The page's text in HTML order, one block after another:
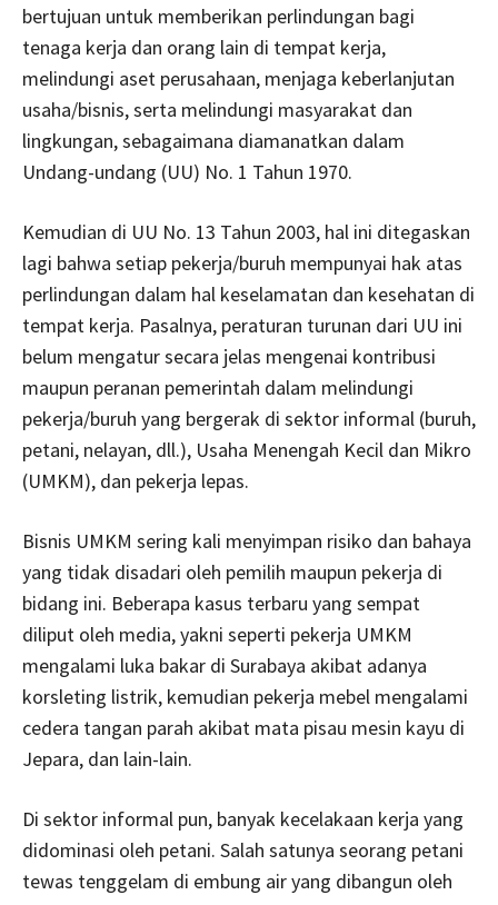
bertujuan untuk memberikan perlindungan bagi
tenaga kerja dan orang lain di tempat kerja,
melindungi aset perusahaan, menjaga keberlanjutan
usaha/bisnis, serta melindungi masyarakat dan
lingkungan, sebagaimana diamanatkan dalam
Undang-undang (UU) No. 1 Tahun 1970.
Kemudian di UU No. 13 Tahun 2003, hal ini ditegaskan
lagi bahwa setiap pekerja/buruh mempunyai hak atas
perlindungan dalam hal keselamatan dan kesehatan di
tempat kerja. Pasalnya, peraturan turunan dari UU ini
belum mengatur secara jelas mengenai kontribusi
maupun peranan pemerintah dalam melindungi
pekerja/buruh yang bergerak di sektor informal (buruh,
petani, nelayan, dll.), Usaha Menengah Kecil dan Mikro
(UMKM), dan pekerja lepas.
Bisnis UMKM sering kali menyimpan risiko dan bahaya
yang tidak disadari oleh pemilih maupun pekerja di
bidang ini. Beberapa kasus terbaru yang sempat
diliput oleh media, yakni seperti pekerja UMKM
mengalami luka bakar di Surabaya akibat adanya
korsleting listrik, kemudian pekerja mebel mengalami
cedera tangan parah akibat mata pisau mesin kayu di
Jepara, dan lain-lain.
Di sektor informal pun, banyak kecelakaan kerja yang
didominasi oleh petani. Salah satunya seorang petani
tewas tenggelam di embung air yang dibangun oleh